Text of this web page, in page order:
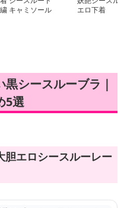
キャミソール
エロ下着
シースルーブラ｜
5選
胆エロシースルーレー